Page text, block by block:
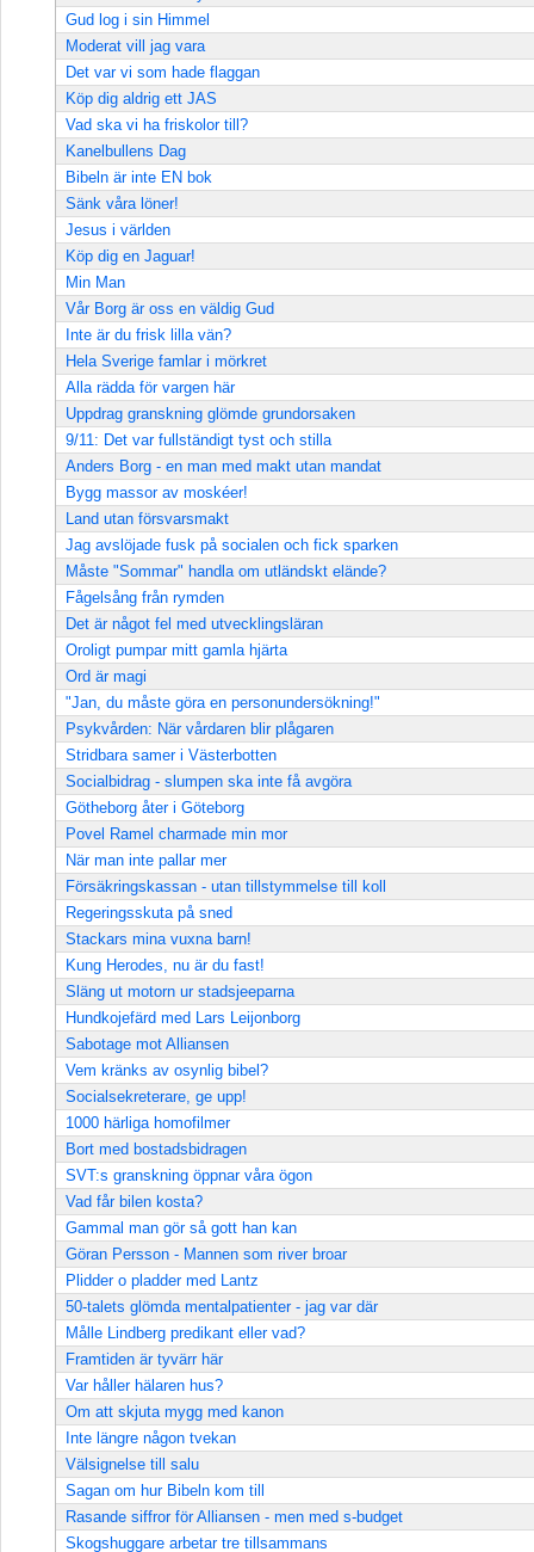
Gud log i sin Himmel
Moderat vill jag vara
Det var vi som hade flaggan
Köp dig aldrig ett JAS
Vad ska vi ha friskolor till?
Kanelbullens Dag
Bibeln är inte EN bok
Sänk våra löner!
Jesus i världen
Köp dig en Jaguar!
Min Man
Vår Borg är oss en väldig Gud
Inte är du frisk lilla vän?
Hela Sverige famlar i mörkret
Alla rädda för vargen här
Uppdrag granskning glömde grundorsaken
9/11: Det var fullständigt tyst och stilla
Anders Borg - en man med makt utan mandat
Bygg massor av moskéer!
Land utan försvarsmakt
Jag avslöjade fusk på socialen och fick sparken
Måste "Sommar" handla om utländskt elände?
Fågelsång från rymden
Det är något fel med utvecklingsläran
Oroligt pumpar mitt gamla hjärta
Ord är magi
"Jan, du måste göra en personundersökning!"
Psykvården: När vårdaren blir plågaren
Stridbara samer i Västerbotten
Socialbidrag - slumpen ska inte få avgöra
Götheborg åter i Göteborg
Povel Ramel charmade min mor
När man inte pallar mer
Försäkringskassan - utan tillstymmelse till koll
Regeringsskuta på sned
Stackars mina vuxna barn!
Kung Herodes, nu är du fast!
Släng ut motorn ur stadsjeeparna
Hundkojefärd med Lars Leijonborg
Sabotage mot Alliansen
Vem kränks av osynlig bibel?
Socialsekreterare, ge upp!
1000 härliga homofilmer
Bort med bostadsbidragen
SVT:s granskning öppnar våra ögon
Vad får bilen kosta?
Gammal man gör så gott han kan
Göran Persson - Mannen som river broar
Plidder o pladder med Lantz
50-talets glömda mentalpatienter - jag var där
Målle Lindberg predikant eller vad?
Framtiden är tyvärr här
Var håller hälaren hus?
Om att skjuta mygg med kanon
Inte längre någon tvekan
Välsignelse till salu
Sagan om hur Bibeln kom till
Rasande siffror för Alliansen - men med s-budget
Skogshuggare arbetar tre tillsammans